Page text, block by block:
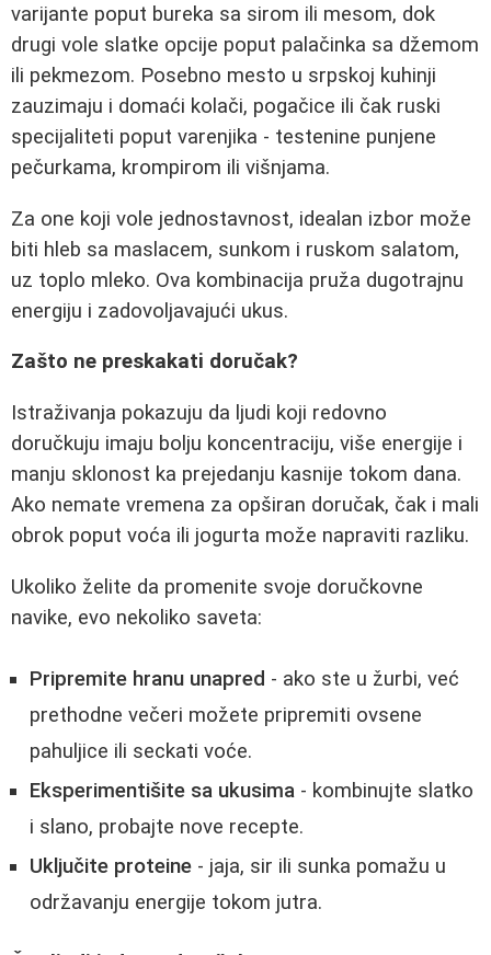
varijante poput bureka sa sirom ili mesom, dok
drugi vole slatke opcije poput palačinka sa džemom
ili pekmezom. Posebno mesto u srpskoj kuhinji
zauzimaju i domaći kolači, pogačice ili čak ruski
specijaliteti poput varenjika - testenine punjene
pečurkama, krompirom ili višnjama.
Za one koji vole jednostavnost, idealan izbor može
biti hleb sa maslacem, sunkom i ruskom salatom,
uz toplo mleko. Ova kombinacija pruža dugotrajnu
energiju i zadovoljavajući ukus.
Zašto ne preskakati doručak?
Istraživanja pokazuju da ljudi koji redovno
doručkuju imaju bolju koncentraciju, više energije i
manju sklonost ka prejedanju kasnije tokom dana.
Ako nemate vremena za opširan doručak, čak i mali
obrok poput voća ili jogurta može napraviti razliku.
Ukoliko želite da promenite svoje doručkovne
navike, evo nekoliko saveta:
Pripremite hranu unapred - ako ste u žurbi, već
prethodne večeri možete pripremiti ovsene
pahuljice ili seckati voće.
Eksperimentišite sa ukusima - kombinujte slatko
i slano, probajte nove recepte.
Uključite proteine - jaja, sir ili sunka pomažu u
održavanju energije tokom jutra.